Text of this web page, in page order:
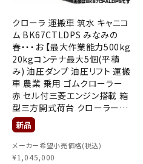
クローラ 運搬車 筑水 キャニコ
ム BK67CTLDPS みなみの
春・・・お 【最大作業能力500kg
20kgコンテナ最大5個(平積
み) 油圧ダンプ 油圧リフト 運搬
車 農業 乗用 ゴムクローラー
赤 セル付三菱エンジン搭載 箱
型三方開式荷台 クローラー運
搬車 土木】
メーカー希望小売価格(税込)
¥1,045,000